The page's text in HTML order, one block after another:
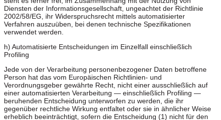
Diensten der Informationsgesellschaft, ungeachtet der Richtlinie
2002/58/EG, ihr Widerspruchsrecht mittels automatisierter
Verfahren auszuüben, bei denen technische Spezifikationen
verwendet werden.
h) Automatisierte Entscheidungen im Einzelfall einschließlich
Profiling
Jede von der Verarbeitung personenbezogener Daten betroffene
Person hat das vom Europäischen Richtlinien- und
Verordnungsgeber gewährte Recht, nicht einer ausschließlich auf
einer automatisierten Verarbeitung — einschließlich Profiling —
beruhenden Entscheidung unterworfen zu werden, die ihr
gegenüber rechtliche Wirkung entfaltet oder sie in ähnlicher Weise
erheblich beeinträchtigt, sofern die Entscheidung (1) nicht für den